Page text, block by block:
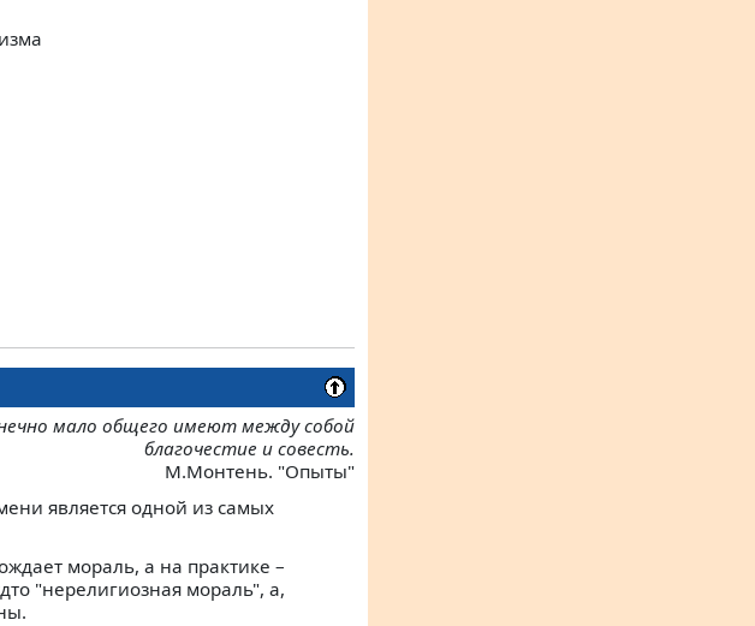
мало общего имеют между собой
благочестие и совесть.
М.Монтень. "Опыты"
является одной из самых
мораль, а на практике –
"нерелигиозная мораль", а,